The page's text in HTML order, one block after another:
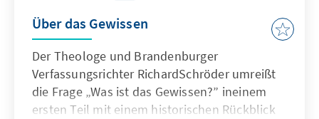
heutige Gesellschaft darzustellen ist Anliegen
des Autors.
Über das Gewissen
Der Theologe und Brandenburger
Verfassungsrichter RichardSchröder umreißt
die Frage „Was ist das Gewissen?” ineinem
ersten Teil mit einem historischen Rückblick